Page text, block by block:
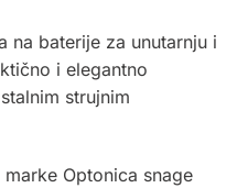
na baterije za unutarnju i
i elegantno
strujnim
Optonica snage